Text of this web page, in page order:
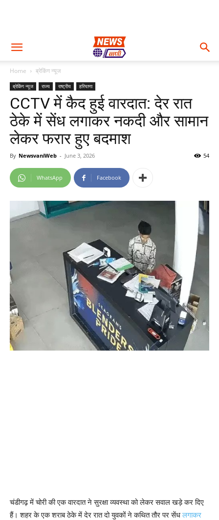
Home ब्रेकिंग न्यूज
ब्रेकिंग न्यूज राज्य राष्ट्रीय हरियाणा
CCTV में कैद हुई वारदात: देर रात
ठेके में सेंध लगाकर नकदी और सामान
लेकर फरार हुए बदमाश
By NewsvaniWeb - June 3, 2026 54
WhatsApp Facebook
चंडीगढ़ में चोरी की एक वारदात ने सुरक्षा व्यवस्था को लेकर सवाल खड़े कर दिए
हैं। शहर के एक शराब ठेके में देर रात दो युवकों ने कथित तौर पर सेंधलगाकर